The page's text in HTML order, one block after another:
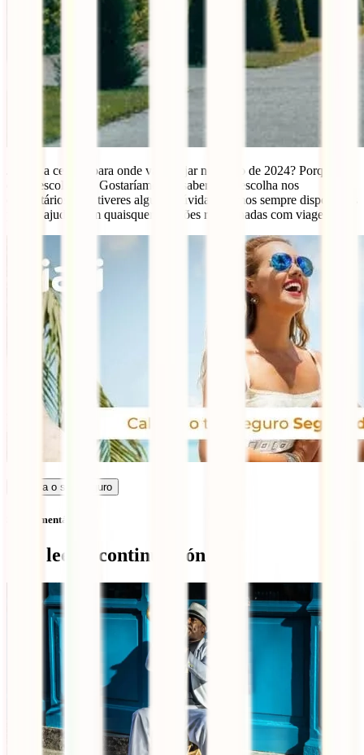
Já tens a certeza para onde vais viajar no verão de 2024? Porque é
que o escolheste? Gostaríamos de saber a tua escolha nos
comentários e, se tiveres alguma dúvida, estamos sempre disponíveis
para te ajudar com quaisquer questões relacionadas com viagens.
Calcula o seu seguro
Sem comentários
Qué leer a continuación